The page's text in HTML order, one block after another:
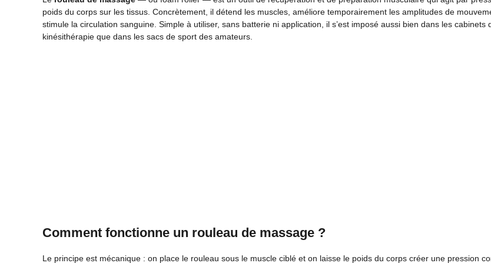
poids du corps sur les tissus. Concrètement, il détend les muscles, améliore temporairement les amplitudes de
stimule la circulation sanguine. Simple à utiliser, sans batterie ni application, il s’est imposé aussi bien dans les cabinets
kinésithérapie que dans les sacs de sport des amateurs.
Comment fonctionne un rouleau de massage ?
Le principe est mécanique : on place le rouleau sous le muscle ciblé et on laisse le poids du corps créer une pression